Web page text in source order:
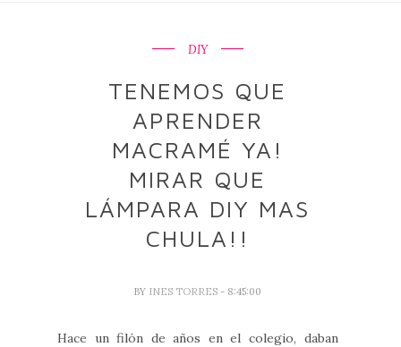
DIY
TENEMOS QUE
APRENDER
MACRAMÉ YA!
MIRAR QUE
LÁMPARA DIY MAS
CHULA!!
BY INES TORRES - 8:45:00
Hace un filón de años en el colegio, daban